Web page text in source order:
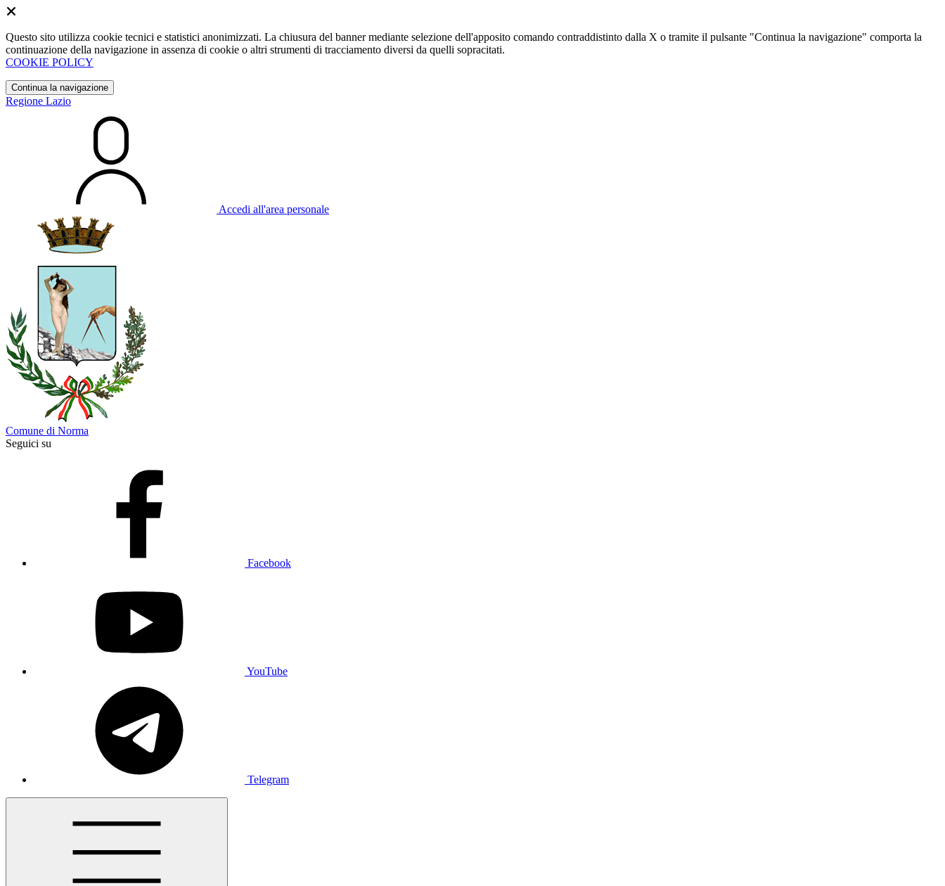
Questo sito utilizza cookie tecnici e statistici anonimizzati. La chiusura del banner mediante selezione dell'apposito comando contraddistinto dalla X o tramite il pulsante "Continua la navigazione" comporta la
continuazione della navigazione in assenza di cookie o altri strumenti di tracciamento diversi da quelli sopracitati.
COOKIE POLICY
Continua la navigazione
Regione Lazio
Accedi all'area personale
Comune di Norma
Seguici su
Facebook
YouTube
Telegram